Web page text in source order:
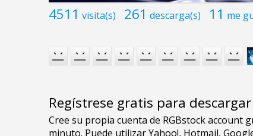
4511 visita(s) 261 descarga(s) 11 me
Regístrese gratis para